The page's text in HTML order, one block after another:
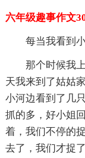
六年级趣事作文
每当我看到
那个时候我
天我来到了姑姑
小河边看到了几
抓的多，好小姐
着，我们不停的
去了，我们才捉